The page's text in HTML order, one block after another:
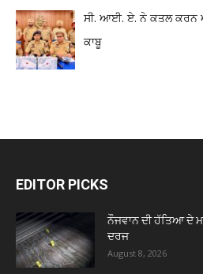
ਸੀ. ਆਈ. ਏ. ਨੇ ਕਤਲ ਕਰਨ
ਕਾਬੂ
EDITOR PICKS
ਨੌਜਵਾਨ ਦੀ ਹੱਤਿਆ ਦੇ
ਦਰਜ
August 8, 2026